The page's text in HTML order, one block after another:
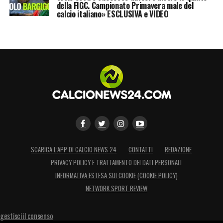
della FIGC. Campionato Primavera male del
calcio italiano» ESCLUSIVA e VIDEO
SCARICA L’APP DI CALCIO NEWS 24 CONTATTI
REDAZIONE
PRIVACY POLICY E TRATTAMENTO DEI DATI PERSONALI
INFORMATIVA ESTESA SUI COOKIE (COOKIE POLICY)
NETWORK SPORT REVIEW
gestisci il consenso